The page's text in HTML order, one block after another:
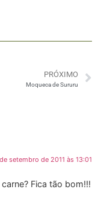
PRÓXIMO
Moqueca de Sururu
setembro de 2011 às 13:01
Fica tão bom!!!